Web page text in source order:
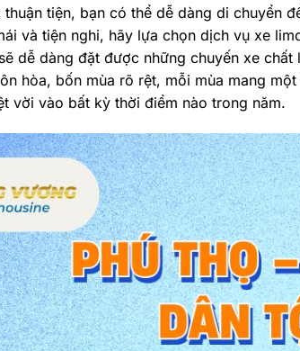
tiện, bạn có thể dễ dàng di chuyển
và tiện nghi, hãy lựa chọn dịch vụ xe
dễ dàng đặt được những chuyến xe
hòa, bốn mùa rõ rệt, mỗi mùa mang
vời vào bất kỳ thời điểm nào trong năm.